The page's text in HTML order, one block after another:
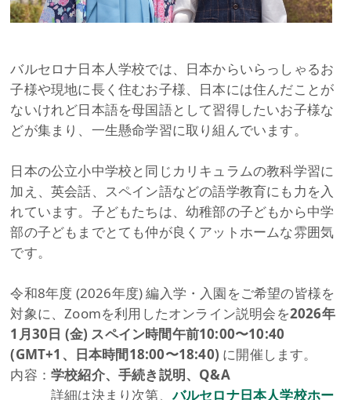
バルセロナ日本人学校では、日本からいらっしゃるお
子様や現地に長く住むお子様、日本には住んだことが
ないけれど日本語を母国語として習得したいお子様な
どが集まり、一生懸命学習に取り組んでいます。
日本の公立小中学校と同じカリキュラムの教科学習に
加え、英会話、スペイン語などの語学教育にも力を入
れています。子どもたちは、幼稚部の子どもから中学
部の子どもまでとても仲が良くアットホームな雰囲気
です。
令和8年度 (2026年度) 編入学・入園をご希望の皆様を
対象に、Zoomを利用したオンライン説明会を2026年
1月30日 (金) スペイン時間午前10:00〜10:40
(GMT+1、日本時間18:00〜18:40) に開催します。
内容：学校紹介、手続き説明、Q&A
詳細は決まり次第、バルセロナ日本人学校ホー